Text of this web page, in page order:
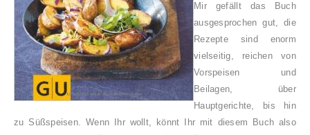
Mir gefällt das Buch
ausgesprochen gut, die
Rezepte sind enorm
vielseitig, reichen von
Vorspeisen und
Beilagen, über
Hauptgerichte, bis hin
zu Süßspeisen. Wenn Ihr wollt, könnt Ihr mit diesem Buch also